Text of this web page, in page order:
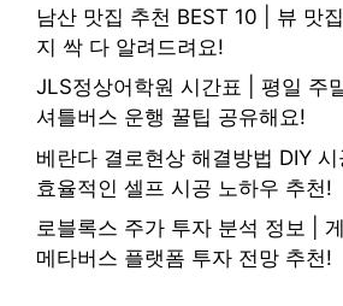
남산 맛집 추천 BEST 10 | 뷰 맛
지 싹 다 알려드려요!
JLS정상어학원 시간표 | 평일 주
셔틀버스 운행 꿀팁 공유해요!
베란다 결로현상 해결방법 DIY
효율적인 셀프 시공 노하우 추천!
로블록스 주가 투자 분석 정보 |
메타버스 플랫폼 투자 전망 추천!